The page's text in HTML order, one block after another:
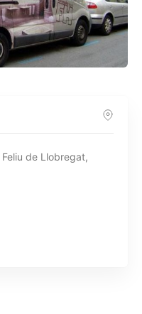
de Llobregat,